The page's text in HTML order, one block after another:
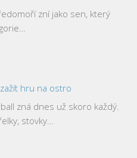
zní jako sen, který
hru na ostro
zná dnes už skoro každý.
stovky…